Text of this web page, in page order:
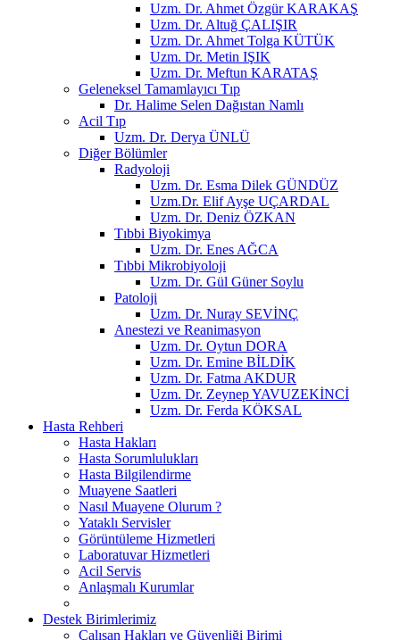
Uzm. Dr. Ahmet Özgür KARAKAŞ
Uzm. Dr. Altuğ ÇALIŞIR
Uzm. Dr. Ahmet Tolga KÜTÜK
Uzm. Dr. Metin IŞIK
Uzm. Dr. Meftun KARATAŞ
Geleneksel Tamamlayıcı Tıp
Dr. Halime Selen Dağıstan Namlı
Acil Tıp
Uzm. Dr. Derya ÜNLÜ
Diğer Bölümler
Radyoloji
Uzm. Dr. Esma Dilek GÜNDÜZ
Uzm.Dr. Elif Ayşe UÇARDAL
Uzm. Dr. Deniz ÖZKAN
Tıbbi Biyokimya
Uzm. Dr. Enes AĞCA
Tıbbi Mikrobiyoloji
Uzm. Dr. Gül Güner Soylu
Patoloji
Uzm. Dr. Nuray SEVİNÇ
Anestezi ve Reanimasyon
Uzm. Dr. Oytun DORA
Uzm. Dr. Emine BİLDİK
Uzm. Dr. Fatma AKDUR
Uzm. Dr. Zeynep YAVUZEKİNCİ
Uzm. Dr. Ferda KÖKSAL
Hasta Rehberi
Hasta Hakları
Hasta Sorumlulukları
Hasta Bilgilendirme
Muayene Saatleri
Nasıl Muayene Olurum ?
Yataklı Servisler
Görüntüleme Hizmetleri
Laboratuvar Hizmetleri
Acil Servis
Anlaşmalı Kurumlar
Destek Birimlerimiz
Çalışan Hakları ve Güvenliği Birimi